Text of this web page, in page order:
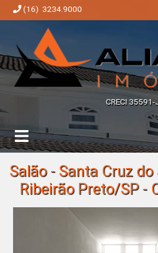
(16) 3234.9000
CRECI 35591-
Salão - Santa Cruz
Ribeirão Preto/SP -